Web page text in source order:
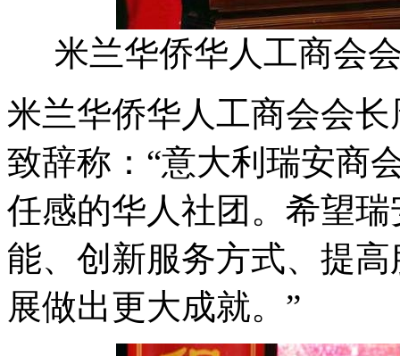
米兰华侨华人工商会
米兰华侨华人工商会会
致辞称：“意大利瑞安商
任感的华人社团。希望
能、创新服务方式、提
展做出更大成就。”